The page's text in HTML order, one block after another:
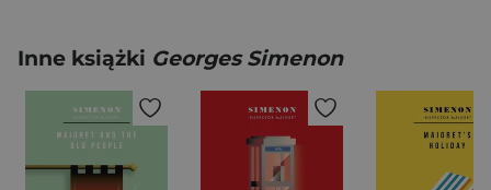
Inne książki Georges Simenon